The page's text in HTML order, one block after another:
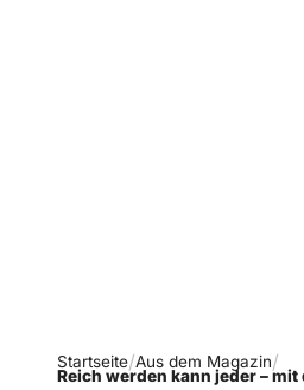
Startseite Aus dem Magazin
Reich werden kann jeder –